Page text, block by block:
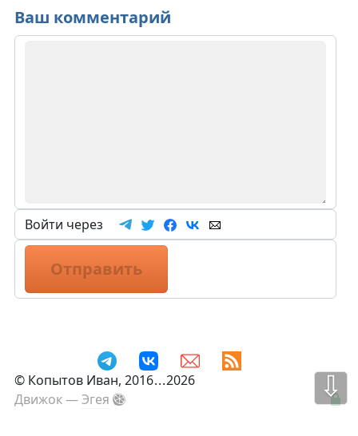
Ваш комментарий
Войти через
Отправить
© Копытов Иван, 2016...2026
Движок —Эгея ⇩